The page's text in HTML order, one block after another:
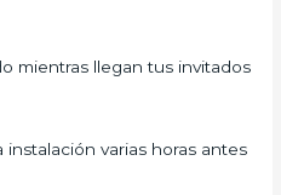
mientras llegan tus invitados
instalación varias horas antes